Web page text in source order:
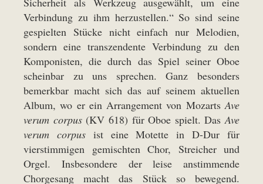
Verbindung zu ihm herzustellen.“ So sind seine
gespielten Stücke nicht einfach nur Melodien,
sondern eine transzendente Verbindung zu den
Komponisten, die durch das Spiel seiner Oboe
scheinbar zu uns sprechen. Ganz besonders
bemerkbar macht sich das auf seinem aktuellen
Album, wo er ein Arrangement von MozartsAve
verum corpus(KV 618) für Oboe spielt. DasAve
verum corpusist eine Motette in D-Dur für
vierstimmigen gemischten Chor, Streicher und
Orgel. Insbesondere der leise anstimmende
Chorgesang macht das Stück so bewegend.